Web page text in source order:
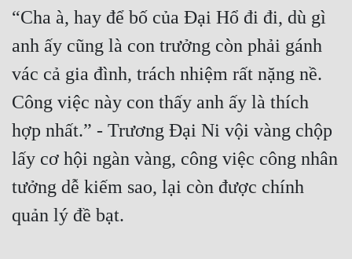
Truyện Nam
Truyện Nữ
Vô Địch Lưu
Xây Dựng Thế Lực
Đam Mỹ
Đẹp
Đẹp Hiệp
“Cha à, hay để bố của Đại Hổ đi đi, dù gì
anh ấy cũng là con trưởng còn phải gánh
vác cả gia đình, trách nhiệm rất nặng nề.
Công việc này con thấy anh ấy là thích
hợp nhất.” - Trương Đại Ni vội vàng chộp
lấy cơ hội ngàn vàng, công việc công nhân
tưởng dễ kiếm sao, lại còn được chính
quản lý đề bạt.